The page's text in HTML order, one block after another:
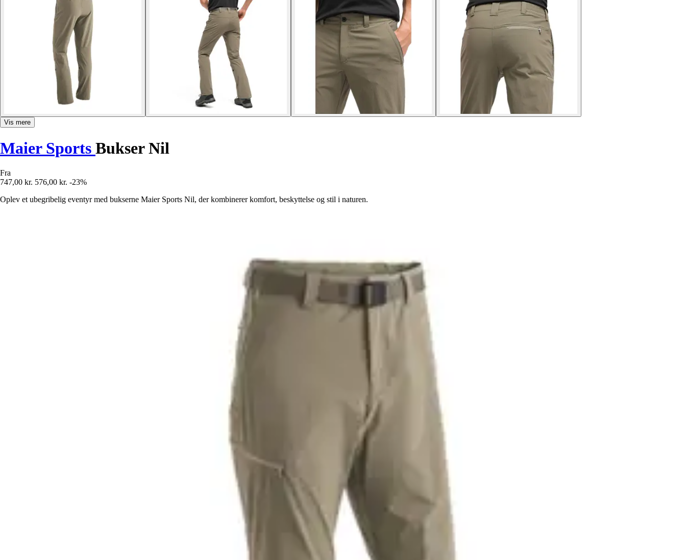
Vis mere
Maier Sports Bukser Nil
Fra
747,00 kr. 576,00 kr. -23%
Oplev et ubegribelig eventyr med bukserne Maier Sports Nil, der kombinerer komfort, beskyttelse og stil i naturen.